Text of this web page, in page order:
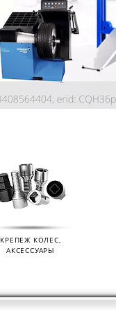
КРЕПЕЖ КОЛЕС,
АКСЕССУАРЫ